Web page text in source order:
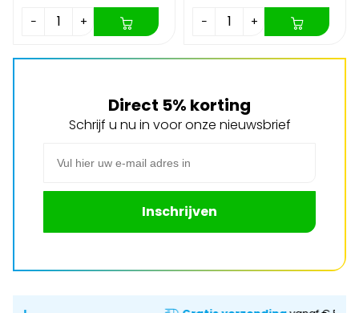
− + − +
Direct 5% korting
Schrijf u nu in voor onze nieuwsbrief
Inschrijven